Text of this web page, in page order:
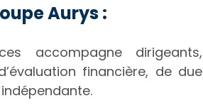
Aurys :
accompagne dirigeants,
financière, de due